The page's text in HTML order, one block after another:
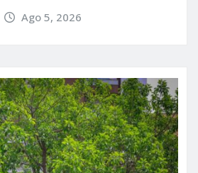
Ago 5, 2026